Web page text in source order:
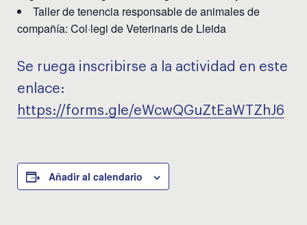
Taller de tenencia responsable de animales de
compañía: Col·legi de Veterinaris de Lleida
Se ruega inscribirse a la actividad en este
enlace:
https://forms.gle/eWcwQGuZtEaWTZhJ6
Añadir al calendario